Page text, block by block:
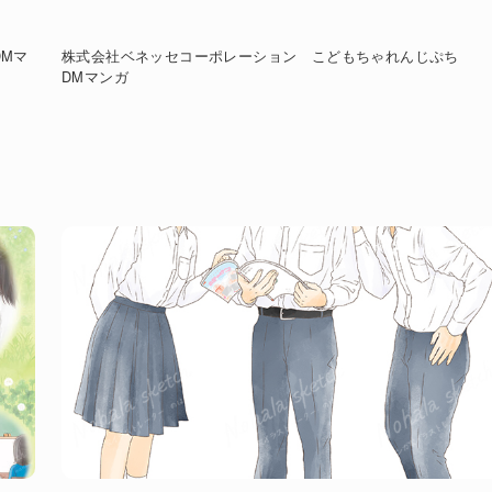
マ
株式会社ベネッセコーポレーション こどもちゃれんじぷち
DMマンガ